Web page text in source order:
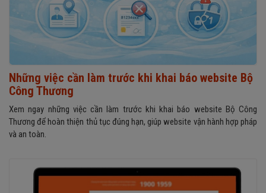
Những việc cần làm trước khi khai báo website Bộ
Công Thương
Xem ngay những việc cần làm trước khi khai báo website Bộ Công
Thương để hoàn thiện thủ tục đúng hạn, giúp website vận hành hợp pháp
và an toàn.